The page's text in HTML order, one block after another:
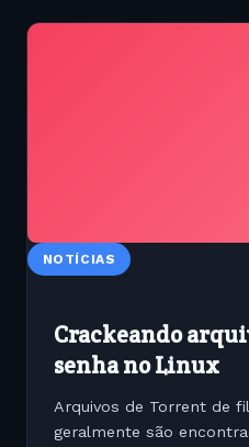
NOTÍCIAS
Crackeando
senha no Linux
Arquivos de Torrent de
geralmente são